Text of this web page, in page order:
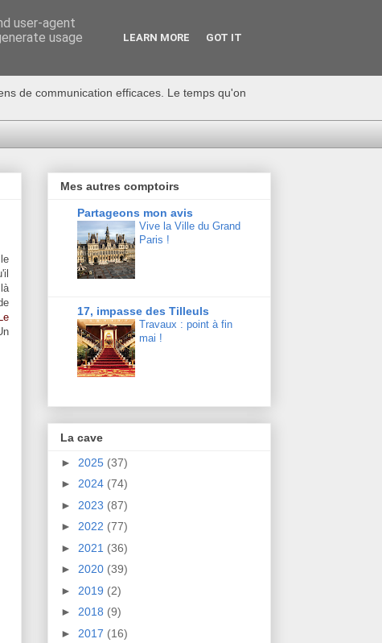
de communication efficaces. Le temps qu'on
Le
Mes autres comptoirs
Partageons mon avis
Vive la Ville du Grand
Paris !
17, impasse des Tilleuls
Travaux : point à fin
mai !
La cave
► 2025 (37)
► 2024 (74)
► 2023 (87)
► 2022 (77)
► 2021 (36)
► 2020 (39)
► 2019 (2)
► 2018 (9)
► 2017 (16)
user-agent
usage
LEARN MORE GOT IT